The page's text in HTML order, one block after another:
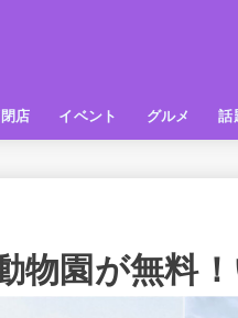
店 イベント グルメ 話
物園が無料！